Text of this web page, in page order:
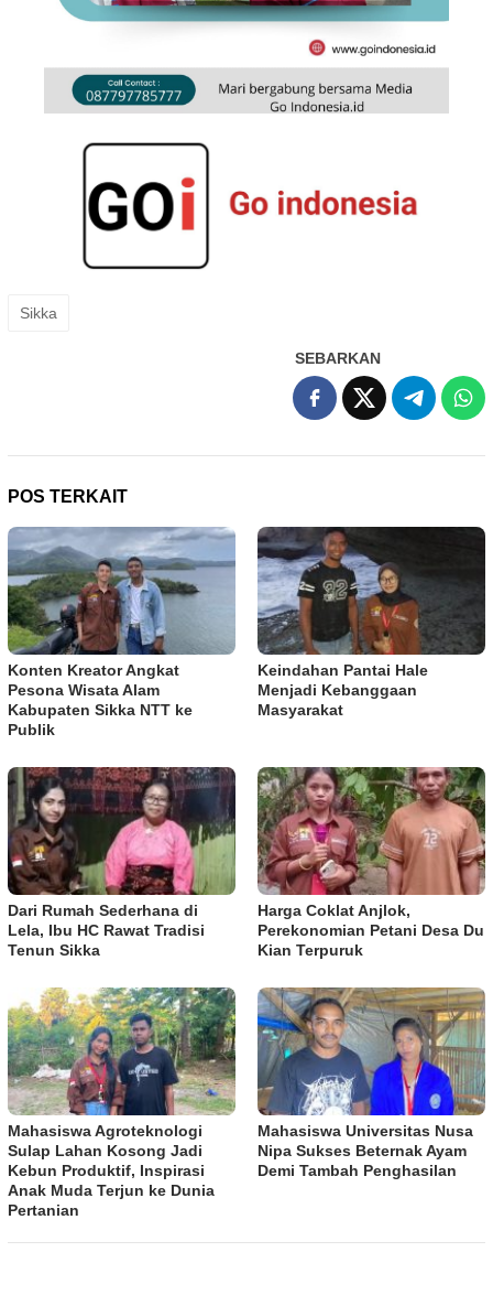
Sikka
SEBARKAN
POS TERKAIT
Konten Kreator Angkat
Pesona Wisata Alam
Kabupaten Sikka NTT ke
Publik
Keindahan Pantai Hale
Menjadi Kebanggaan
Masyarakat
Dari Rumah Sederhana di
Lela, Ibu HC Rawat Tradisi
Tenun Sikka
Harga Coklat Anjlok,
Perekonomian Petani Desa Du
Kian Terpuruk
Mahasiswa Agroteknologi
Sulap Lahan Kosong Jadi
Kebun Produktif, Inspirasi
Anak Muda Terjun ke Dunia
Pertanian
Mahasiswa Universitas Nusa
Nipa Sukses Beternak Ayam
Demi Tambah Penghasilan